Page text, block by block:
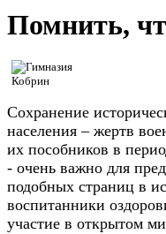
Помнить,
Сохранение
населения – жертв
их пособников в
- очень важно для
подобных страниц в
воспитанники
участие в открытом